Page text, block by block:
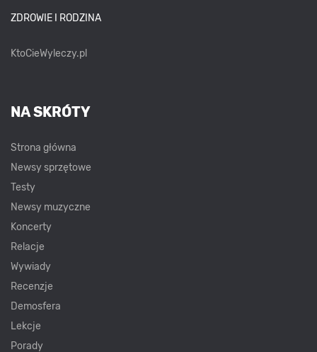
ZDROWIE I RODZINA
KtoCieWyleczy.pl
NA SKRÓTY
Strona główna
Newsy sprzętowe
Testy
Newsy muzyczne
Koncerty
Relacje
Wywiady
Recenzje
Demosfera
Lekcje
Porady